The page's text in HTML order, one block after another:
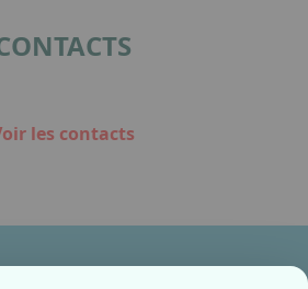
les contacts